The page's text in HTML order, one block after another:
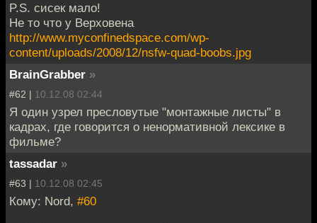
P.S. сисек мало!
Не то что у Верховена
http://www.myconfinedspace.com/wp-
content/uploads/2008/12/nsfw-quad-boobs.jpg
BrainGrabber »
#62 | 10.12.08 02:44
Я один узрел пресловутые "монтажные листы" в
кадрах, где говорится о ненормативной лексике в
фильме?
tassadar »
#63 | 10.12.08 02:45
Кому: Nord, #60